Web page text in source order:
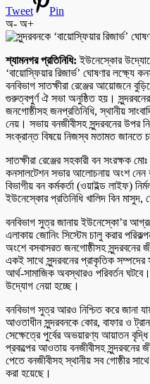
Tweet
Pin
অ- অ+
শ্যামনগর প্রতিনিধি: ইউনেস্কোর উদ্যোগে
‘বায়োস্ফিয়ার রিজার্ভ’ ঘোষণার লক্ষ্যে
বনবিভাগ সাতক্ষীরা রেঞ্জের আয়োজনে
গুরুত্বপুর্ণ ঐ সভা অনুষ্ঠিত হয়। সুন্দরবনের
জনগোষ্ঠীসহ জনপ্রতিনিধি, স্থানীয়
নেয়। সভায় বনজীবীসহ সুন্দরবনের উপর
সংক্রান্ত বিষয়ে নিজস্ব মতামত জানতে
সাতক্ষীরা রেঞ্জের সহকারী বন সংরক্ষক
কনসালটেশন সভার আলোচনায় অংশ নেন
বিভাগীয় বন কর্মকর্তা (ওয়াইল্ড লাইফ)
ইউনেস্কোর প্রতিনিধি খালিদ বিন মাসুদ,
বনবিভাগ সুত্র জানায় ইউনেস্কো’র
এলাকায় জোনিং সিস্টেম চালু করার
অংশে বসবাসরত জনগোষ্ঠীসহ সুন্দরবনের
একই সাথে সুন্দরবনের প্রাকৃতিক সম্পদের
আর্থ-সামাজিক অবস্থারও পরিবর্তন
উদ্যোগ নেয়া হচ্ছে।
বনবিভাগ সুত্র আরও নিশ্চিত করে জানা
আওতাধীন সুন্দরবনকে কোর, বাফার ও
সেক্ষেত্রে পুর্বের অভয়ারণ্য আয়াতন
প্রকল্পের আওতায় বনজীবীসহ সুন্দরবনের
পেতে বনজীবীসহ স্থানীয় সব গোষ্ঠীর
করা হয়েছে।